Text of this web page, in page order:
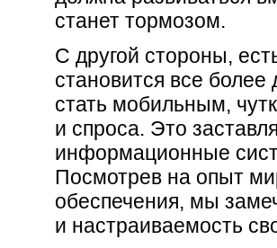
станет тормозом.
С другой стороны,
становится все
стать мобильным,
и спроса. Это
информационные
Посмотрев на опыт
обеспечения, мы
и настраиваемость